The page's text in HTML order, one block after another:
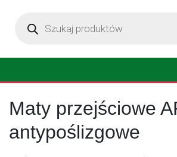
produktów
Maty przejściowe
antypoślizgowe